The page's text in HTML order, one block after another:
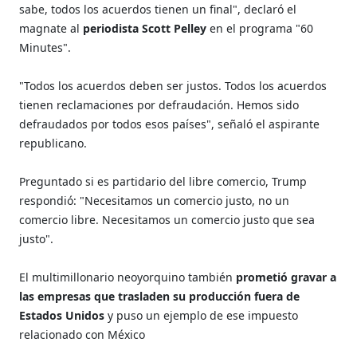
sabe, todos los acuerdos tienen un final", declaró el
magnate al periodista Scott Pelleyen el programa "60
Minutes".
"Todos los acuerdos deben ser justos. Todos los acuerdos
tienen reclamaciones por defraudación. Hemos sido
defraudados por todos esos países", señaló el aspirante
republicano.
Preguntado si es partidario del libre comercio, Trump
respondió: "Necesitamos un comercio justo, no un
comercio libre. Necesitamos un comercio justo que sea
justo".
El multimillonario neoyorquino también prometió gravar a
las empresas que trasladen su producción fuera de
Estados Unidos y puso un ejemplo de ese impuesto
relacionado con México